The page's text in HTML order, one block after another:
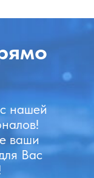
нашей
ваши
Вас